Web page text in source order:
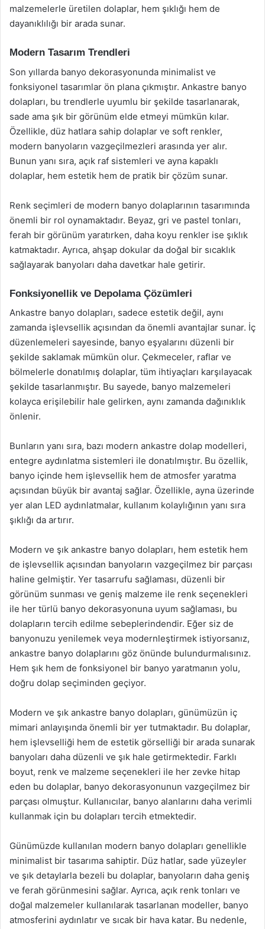
malzemelerle üretilen dolaplar, hem şıklığı hem de
dayanıklılığı bir arada sunar.
Modern Tasarım Trendleri
Son yıllarda banyo dekorasyonunda minimalist ve
fonksiyonel tasarımlar ön plana çıkmıştır. Ankastre banyo
dolapları, bu trendlerle uyumlu bir şekilde tasarlanarak,
sade ama şık bir görünüm elde etmeyi mümkün kılar.
Özellikle, düz hatlara sahip dolaplar ve soft renkler,
modern banyoların vazgeçilmezleri arasında yer alır.
Bunun yanı sıra, açık raf sistemleri ve ayna kapaklı
dolaplar, hem estetik hem de pratik bir çözüm sunar.
Renk seçimleri de modern banyo dolaplarının tasarımında
önemli bir rol oynamaktadır. Beyaz, gri ve pastel tonları,
ferah bir görünüm yaratırken, daha koyu renkler ise şıklık
katmaktadır. Ayrıca, ahşap dokular da doğal bir sıcaklık
sağlayarak banyoları daha davetkar hale getirir.
Fonksiyonellik ve Depolama Çözümleri
Ankastre banyo dolapları, sadece estetik değil, aynı
zamanda işlevsellik açısından da önemli avantajlar sunar. İç
düzenlemeleri sayesinde, banyo eşyalarını düzenli bir
şekilde saklamak mümkün olur. Çekmeceler, raflar ve
bölmelerle donatılmış dolaplar, tüm ihtiyaçları karşılayacak
şekilde tasarlanmıştır. Bu sayede, banyo malzemeleri
kolayca erişilebilir hale gelirken, aynı zamanda dağınıklık
önlenir.
Bunların yanı sıra, bazı modern ankastre dolap modelleri,
entegre aydınlatma sistemleri ile donatılmıştır. Bu özellik,
banyo içinde hem işlevsellik hem de atmosfer yaratma
açısından büyük bir avantaj sağlar. Özellikle, ayna üzerinde
yer alan LED aydınlatmalar, kullanım kolaylığının yanı sıra
şıklığı da artırır.
Modern ve şık ankastre banyo dolapları, hem estetik hem
de işlevsellik açısından banyoların vazgeçilmez bir parçası
haline gelmiştir. Yer tasarrufu sağlaması, düzenli bir
görünüm sunması ve geniş malzeme ile renk seçenekleri
ile her türlü banyo dekorasyonuna uyum sağlaması, bu
dolapların tercih edilme sebeplerindendir. Eğer siz de
banyonuzu yenilemek veya modernleştirmek istiyorsanız,
ankastre banyo dolaplarını göz önünde bulundurmalısınız.
Hem şık hem de fonksiyonel bir banyo yaratmanın yolu,
doğru dolap seçiminden geçiyor.
Modern ve şık ankastre banyo dolapları, günümüzün iç
mimari anlayışında önemli bir yer tutmaktadır. Bu dolaplar,
hem işlevselliği hem de estetik görselliği bir arada sunarak
banyoları daha düzenli ve şık hale getirmektedir. Farklı
boyut, renk ve malzeme seçenekleri ile her zevke hitap
eden bu dolaplar, banyo dekorasyonunun vazgeçilmez bir
parçası olmuştur. Kullanıcılar, banyo alanlarını daha verimli
kullanmak için bu dolapları tercih etmektedir.
Günümüzde kullanılan modern banyo dolapları genellikle
minimalist bir tasarıma sahiptir. Düz hatlar, sade yüzeyler
ve şık detaylarla bezeli bu dolaplar, banyoların daha geniş
ve ferah görünmesini sağlar. Ayrıca, açık renk tonları ve
doğal malzemeler kullanılarak tasarlanan modeller, banyo
atmosferini aydınlatır ve sıcak bir hava katar. Bu nedenle,